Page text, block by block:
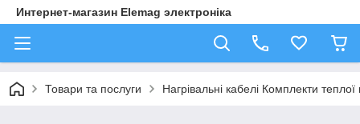
Интернет-магазин Elemag электроніка
Товари та послуги Нагрівальні кабелі Комплекти теплої